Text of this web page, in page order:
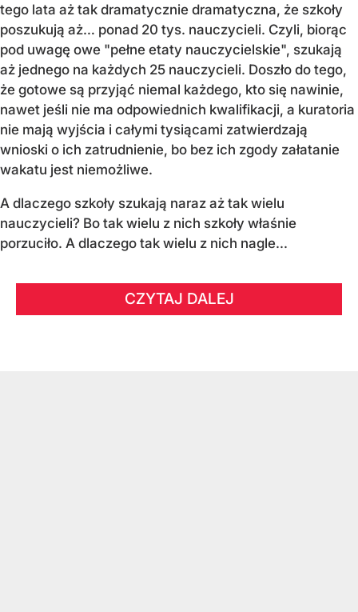
tego lata aż tak dramatycznie dramatyczna, że szkoły
poszukują aż… ponad 20 tys. nauczycieli. Czyli, biorąc
pod uwagę owe "pełne etaty nauczycielskie", szukają
aż jednego na każdych 25 nauczycieli. Doszło do tego,
że gotowe są przyjąć niemal każdego, kto się nawinie,
nawet jeśli nie ma odpowiednich kwalifikacji, a kuratoria
nie mają wyjścia i całymi tysiącami zatwierdzają
wnioski o ich zatrudnienie, bo bez ich zgody załatanie
wakatu jest niemożliwe.
A dlaczego szkoły szukają naraz aż tak wielu
nauczycieli? Bo tak wielu z nich szkoły właśnie
porzuciło. A dlaczego tak wielu z nich nagle...
CZYTAJ DALEJ